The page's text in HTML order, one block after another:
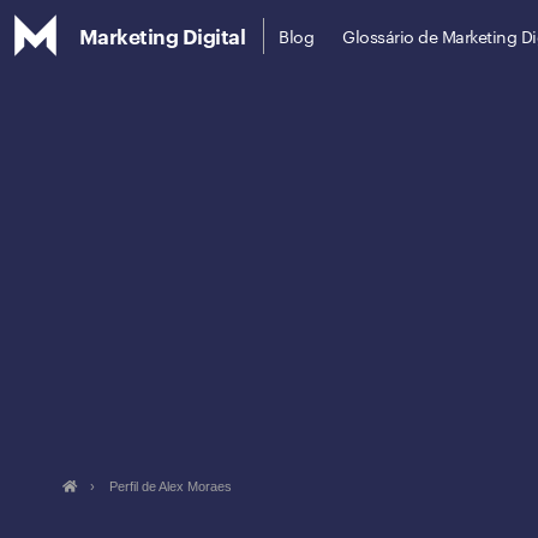
Marketing Digital Blog Glossário de Marketing
› Perfil de Alex Moraes